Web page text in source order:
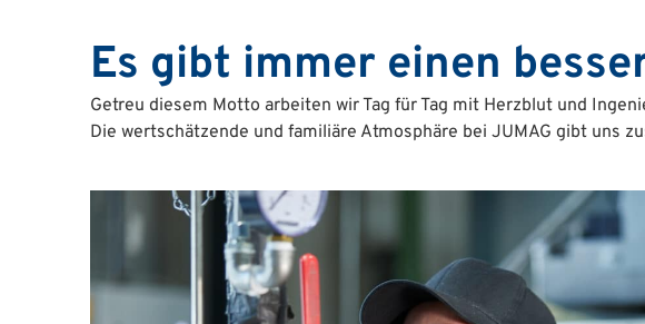
Es gibt immer einen
Getreu diesem Motto arbeiten wir Tag für Tag mit Herzblut und
Die wertschätzende und familiäre Atmosphäre bei JUMAG gibt uns